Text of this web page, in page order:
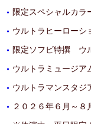
・ 限定スペシャルカラ
・ ウルトラヒーローシ
・ 限定ソフビ特撰 ウ
・ ウルトラミュージア
・ ウルトラマンスタジ
・ ２０２６年６月～８